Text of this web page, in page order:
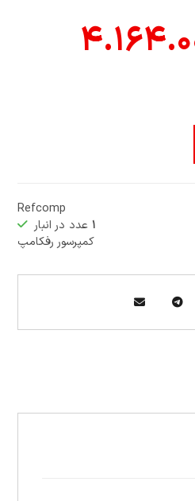
Refcomp
۱ عدد در انبار
کمپرسور رفکامپ